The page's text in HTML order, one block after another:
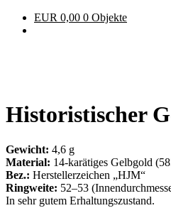
EUR 0,00 0 Objekte
Historistischer
Gewicht: 4,6 g
Material: 14-karätiges Gelbgold
Bez.: Herstellerzeichen „HJM“
Ringweite: 52–53
In sehr gutem Erhaltungszustand.